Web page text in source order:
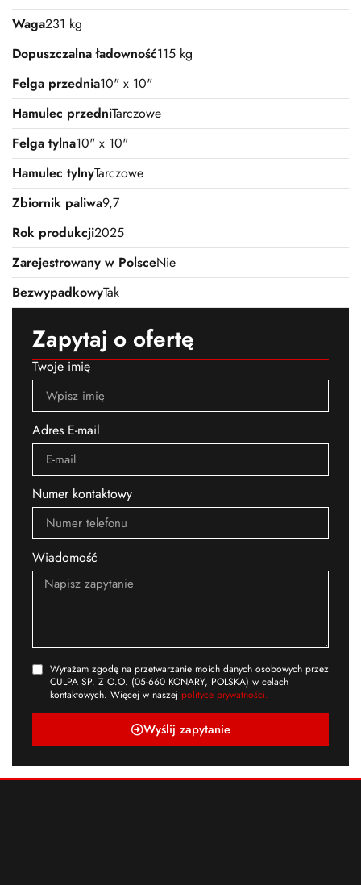
Waga231 kg
Dopuszczalna ładowność115 kg
Felga przednia10" x 10"
Hamulec przedniTarczowe
Felga tylna10" x 10"
Hamulec tylnyTarczowe
Zbiornik paliwa9,7
Rok produkcji2025
Zarejestrowany w PolsceNie
BezwypadkowyTak
Zapytaj o ofertę
Twoje imię
Adres E-mail
Numer kontaktowy
Wiadomość
Wyrażam zgodę na przetwarzanie moich danych osobowych przez
CULPA SP. Z O.O. (05-660 KONARY, POLSKA) w celach
kontaktowych. Więcej w naszej polityce prywatności.
Wyślij zapytanie